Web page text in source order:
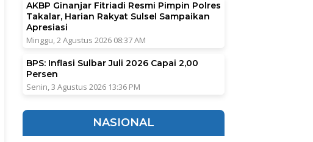
AKBP Ginanjar Fitriadi Resmi Pimpin Polres
Takalar, Harian Rakyat Sulsel Sampaikan
Apresiasi
Minggu, 2 Agustus 2026 08:37 AM
BPS: Inflasi Sulbar Juli 2026 Capai 2,00
Persen
Senin, 3 Agustus 2026 13:36 PM
NASIONAL